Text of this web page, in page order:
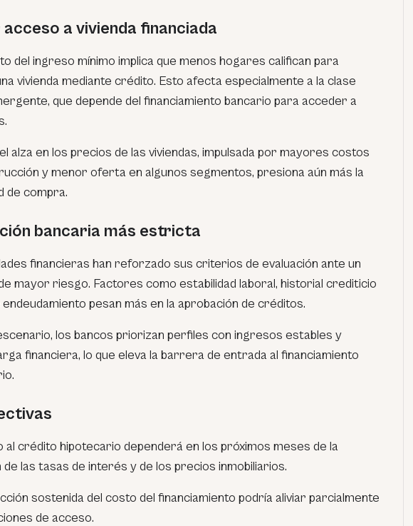
a vivienda financiada
del ingreso mínimo implica que menos hogares califican para
vivienda mediante crédito. Esto afecta especialmente a la clase
que depende del financiamiento bancario para acceder a
alza en los precios de las viviendas, impulsada por mayores costos
y menor oferta en algunos segmentos, presiona aún más la
de compra.
bancaria más estricta
financieras han reforzado sus criterios de evaluación ante un
mayor riesgo. Factores como estabilidad laboral, historial crediticio
endeudamiento pesan más en la aprobación de créditos.
los bancos priorizan perfiles con ingresos estables y
financiera, lo que eleva la barrera de entrada al financiamiento
al crédito hipotecario dependerá en los próximos meses de la
de las tasas de interés y de los precios inmobiliarios.
sostenida del costo del financiamiento podría aliviar parcialmente
de acceso.